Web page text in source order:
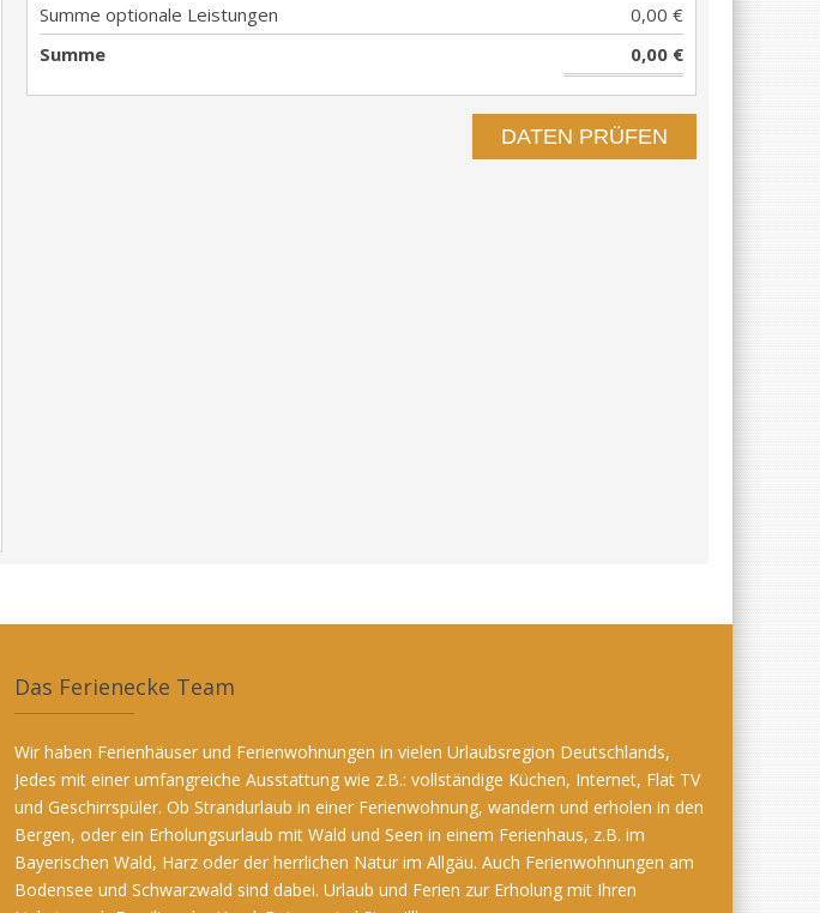
Summe optionale Leistungen
0,00 €
Summe
0,00 €
Das Ferienecke Team
Wir haben Ferienhäuser und Ferienwohnungen in vielen Urlaubsregion Deutschlands,
Jedes mit einer umfangreiche Ausstattung wie z.B.: vollständige Küchen, Internet, Flat TV
und Geschirrspüler. Ob Strandurlaub in einer Ferienwohnung, wandern und erholen in den
Bergen, oder ein Erholungsurlaub mit Wald und Seen in einem Ferienhaus, z.B. im
Bayerischen Wald, Harz oder der herrlichen Natur im Allgäu. Auch Ferienwohnungen am
Bodensee und Schwarzwald sind dabei. Urlaub und Ferien zur Erholung mit Ihren